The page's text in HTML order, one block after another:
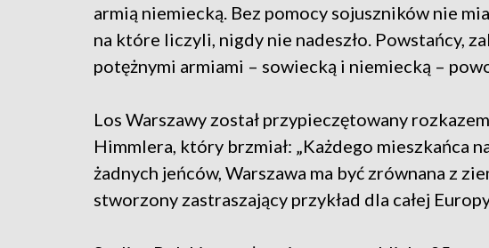
armią niemiecką. Bez pomocy sojuszników nie
na które liczyli, nigdy nie nadeszło. Powstańcy,
potężnymi armiami – sowiecką i niemiecką –
Los Warszawy został przypieczętowany
Himmlera, który brzmiał: „Każdego mieszkańca
żadnych jeńców, Warszawa ma być zrównana z
stworzony zastraszający przykład dla całej